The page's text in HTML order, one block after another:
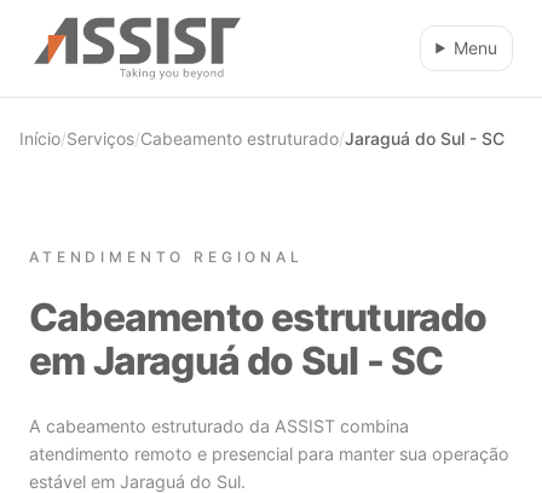
Ir direto para o conteúdo
Menu
Início/Serviços/Cabeamento estruturado/Jaraguá do Sul - SC
ATENDIMENTO REGIONAL
Cabeamento estruturado
em Jaraguá do Sul - SC
A cabeamento estruturado da ASSIST combina
atendimento remoto e presencial para manter sua operação
estável em Jaraguá do Sul.